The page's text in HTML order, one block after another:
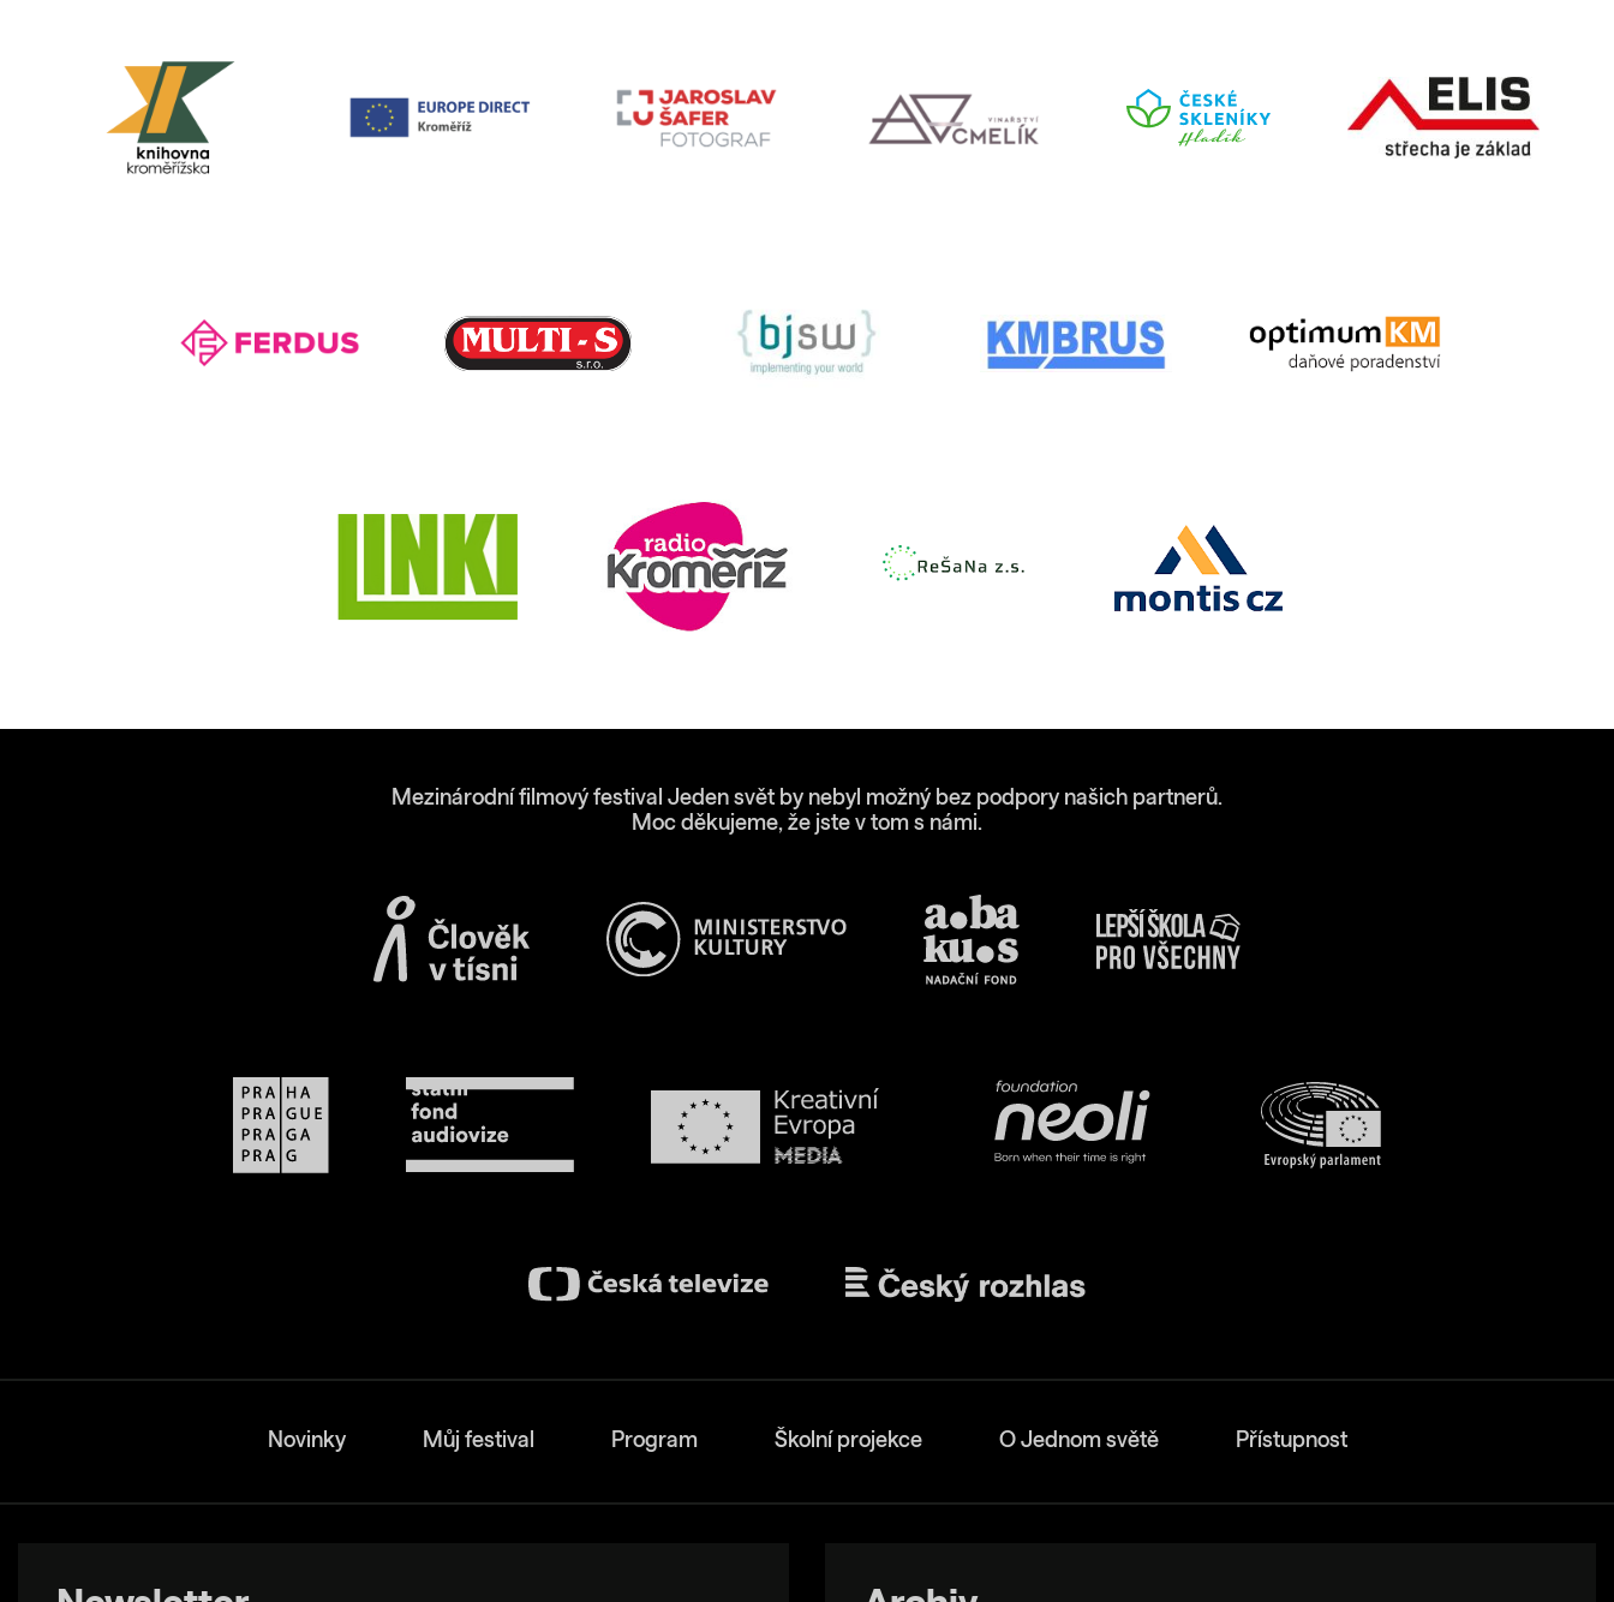
Mezinárodní filmový festival Jeden svět by nebyl možný bez podpory našich partnerů.
Moc děkujeme, že jste v tom s námi.
Novinky Můj festival Program Školní projekce O Jednom světě Přístupnost